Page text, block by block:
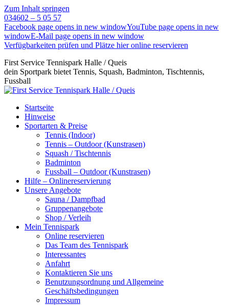
Zum Inhalt springen
034602 – 5 05 57
Facebook page opens in new windowYouTube page opens in new
windowE-Mail page opens in new window
Verfügbarkeiten prüfen und Plätze hier online reservieren
First Service Tennispark Halle / Queis
dein Sportpark bietet Tennis, Squash, Badminton, Tischtennis,
Fussball
Startseite
Hinweise
Sportarten & Preise
Tennis (Indoor)
Tennis – Outdoor (Kunstrasen)
Squash / Tischtennis
Badminton
Fussball – Outdoor (Kunstrasen)
Hilfe – Onlinereservierung
Unsere Angebote
Sauna / Dampfbad
Gruppenangebote
Shop / Verleih
Mein Tennispark
Online reservieren
Das Team des Tennispark
Interessantes
Anfahrt
Kontaktieren Sie uns
Benutzungsordnung und Allgemeine
Geschäftsbedingungen
Impressum